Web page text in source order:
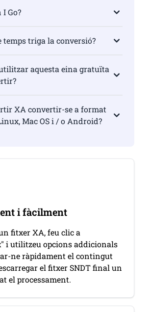
Go?
temps triga la conversió?
aquesta eina gratuïta
XA convertir-se a format
Mac OS i / o Android?
i fàcilment
fitxer XA, feu clic a
i utilitzeu opcions addicionals
ne ràpidament el contingut
el fitxer SNDT final un
el processament.